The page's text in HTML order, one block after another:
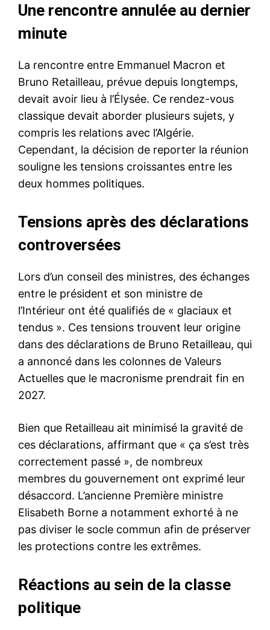
Une rencontre annulée au dernier
minute
La rencontre entre Emmanuel Macron et
Bruno Retailleau, prévue depuis longtemps,
devait avoir lieu à l’Élysée. Ce rendez-vous
classique devait aborder plusieurs sujets, y
compris les relations avec l’Algérie.
Cependant, la décision de reporter la réunion
souligne les tensions croissantes entre les
deux hommes politiques.
Tensions après des déclarations
controversées
Lors d’un conseil des ministres, des échanges
entre le président et son ministre de
l’Intérieur ont été qualifiés de « glaciaux et
tendus ». Ces tensions trouvent leur origine
dans des déclarations de Bruno Retailleau, qui
a annoncé dans les colonnes de Valeurs
Actuelles que le macronisme prendrait fin en
2027.
Bien que Retailleau ait minimisé la gravité de
ces déclarations, affirmant que « ça s’est très
correctement passé », de nombreux
membres du gouvernement ont exprimé leur
désaccord. L’ancienne Première ministre
Elisabeth Borne a notamment exhorté à ne
pas diviser le socle commun afin de préserver
les protections contre les extrêmes.
Réactions au sein de la classe
politique